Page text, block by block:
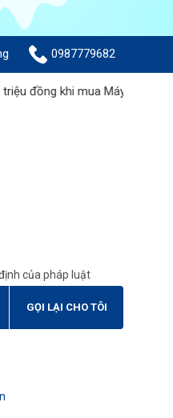
0987779682
khi mua Máy chà sàn liên hợp
của pháp luật
GỌI LẠI CHO TÔI